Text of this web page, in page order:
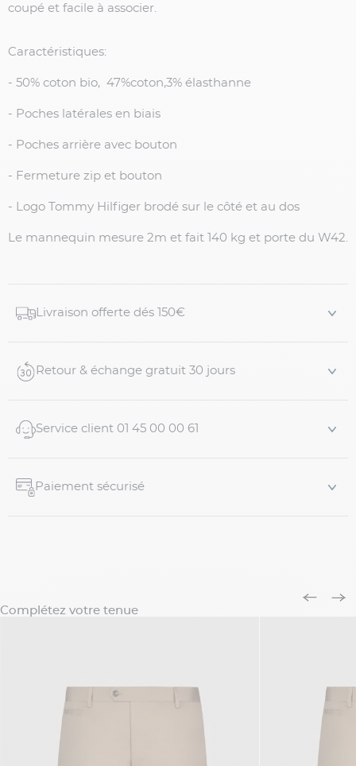
coupé et facile à associer.
Caractéristiques:
- 50% coton bio, 47%coton,3% élasthanne
- Poches latérales en biais
- Poches arrière avec bouton
- Fermeture zip et bouton
- Logo Tommy Hilfiger brodé sur le côté et au dos
Le mannequin mesure 2m et fait 140 kg et porte du W42.
Livraison offerte dés 150€
Retour & échange gratuit 30 jours
Service client 01 45 00 00 61
Paiement sécurisé
Complétez votre tenue